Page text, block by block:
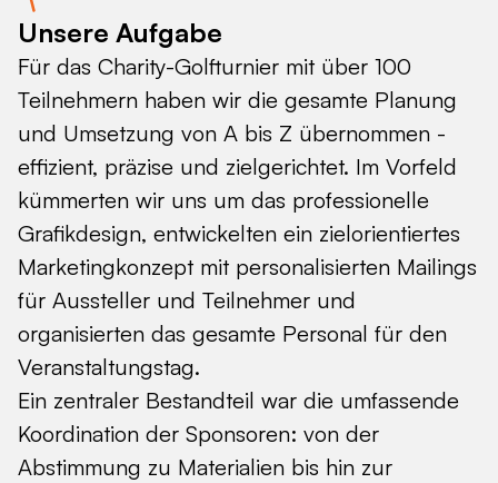
Unsere Aufgabe
Für das Charity-Golfturnier mit über 100
Teilnehmern haben wir die gesamte Planung
und Umsetzung von A bis Z übernommen -
effizient, präzise und zielgerichtet. Im Vorfeld
kümmerten wir uns um das professionelle
Grafikdesign, entwickelten ein zielorientiertes
Marketingkonzept mit personalisierten Mailings
für Aussteller und Teilnehmer und
organisierten das gesamte Personal für den
Veranstaltungstag.
Ein zentraler Bestandteil war die umfassende
Koordination der Sponsoren: von der
Abstimmung zu Materialien bis hin zur